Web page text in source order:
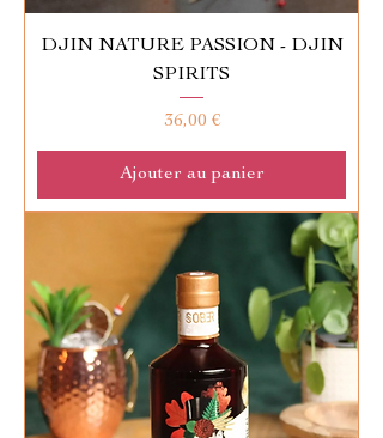
DJIN NATURE PASSION - DJIN
SPIRITS
Prix
36,00 €
Ajouter au panier